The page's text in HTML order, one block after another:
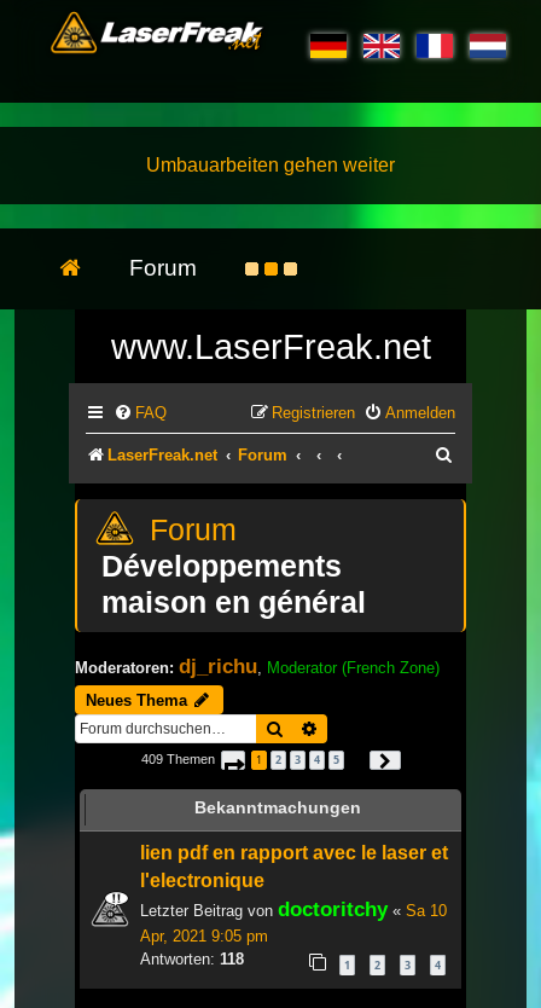
Umbauarbeiten gehen weiter
Forum
www.LaserFreak.net
FAQ Anmelden
Registrieren
LaserFreak.net Forum
Développements
maison en général
Moderatoren: dj_richu Moderator (French Zone)
Neues Thema
Suche
409 Themen Seite 1von 14
1 2 3 4 5
Bekanntmachungen
lien pdf en rapport avec le laser et
l'electronique
Letzter Beitrag von doctoritchy« Sa 10
Apr, 2021 9:05 pm
Antworten: 118 1 2 3 4